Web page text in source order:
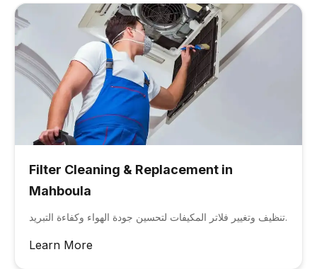
Filter Cleaning & Replacement in
Mahboula
تنظيف وتغيير فلاتر المكيفات لتحسين جودة الهواء وكفاءة التبريد.
Learn More